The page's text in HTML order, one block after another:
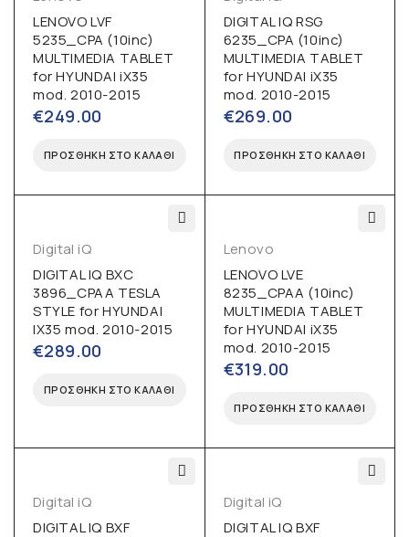
LENOVO LVF
5235_CPA (10inc)
MULTIMEDIA TABLET
for HYUNDAI iX35
mod. 2010-2015
€249.00
ΠΡΟΣΘΉΚΗ ΣΤΟ ΚΑΛΆΘΙ
DIGITAL IQ RSG
6235_CPA (10inc)
MULTIMEDIA TABLET
for HYUNDAI iX35
mod. 2010-2015
€269.00
ΠΡΟΣΘΉΚΗ ΣΤΟ ΚΑΛΆΘΙ
Digital iQ
DIGITAL IQ BXC
3896_CPAA TESLA
STYLE for HYUNDAI
IX35 mod. 2010-2015
€289.00
ΠΡΟΣΘΉΚΗ ΣΤΟ ΚΑΛΆΘΙ
Lenovo
LENOVO LVE
8235_CPAA (10inc)
MULTIMEDIA TABLET
for HYUNDAI iX35
mod. 2010-2015
€319.00
ΠΡΟΣΘΉΚΗ ΣΤΟ ΚΑΛΆΘΙ
Digital iQ
DIGITAL IQ BXF
Digital iQ
DIGITAL IQ BXF